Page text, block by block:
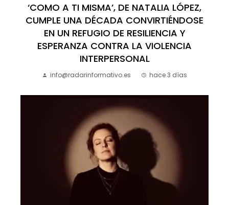
‘COMO A TI MISMA’, DE NATALIA LÓPEZ,
CUMPLE UNA DÉCADA CONVIRTIÉNDOSE
EN UN REFUGIO DE RESILIENCIA Y
ESPERANZA CONTRA LA VIOLENCIA
INTERPERSONAL
info@radarinformativo.es hace 3 días